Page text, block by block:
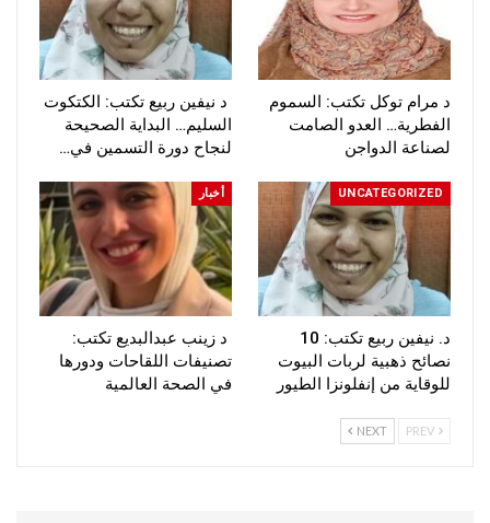
د مرام توكل تكتب: السموم
الفطرية… العدو الصامت
لصناعة الدواجن
د نيفين ربيع تكتب: الكتكوت
السليم… البداية الصحيحة
لنجاح دورة التسمين في…
UNCATEGORIZED
د. نيفين ربيع تكتب: 10
نصائح ذهبية لربات البيوت
للوقاية من إنفلونزا الطيور
أخبار
د زينب عبدالبديع تكتب:
تصنيفات اللقاحات ودورها
في الصحة العالمية
NEXT